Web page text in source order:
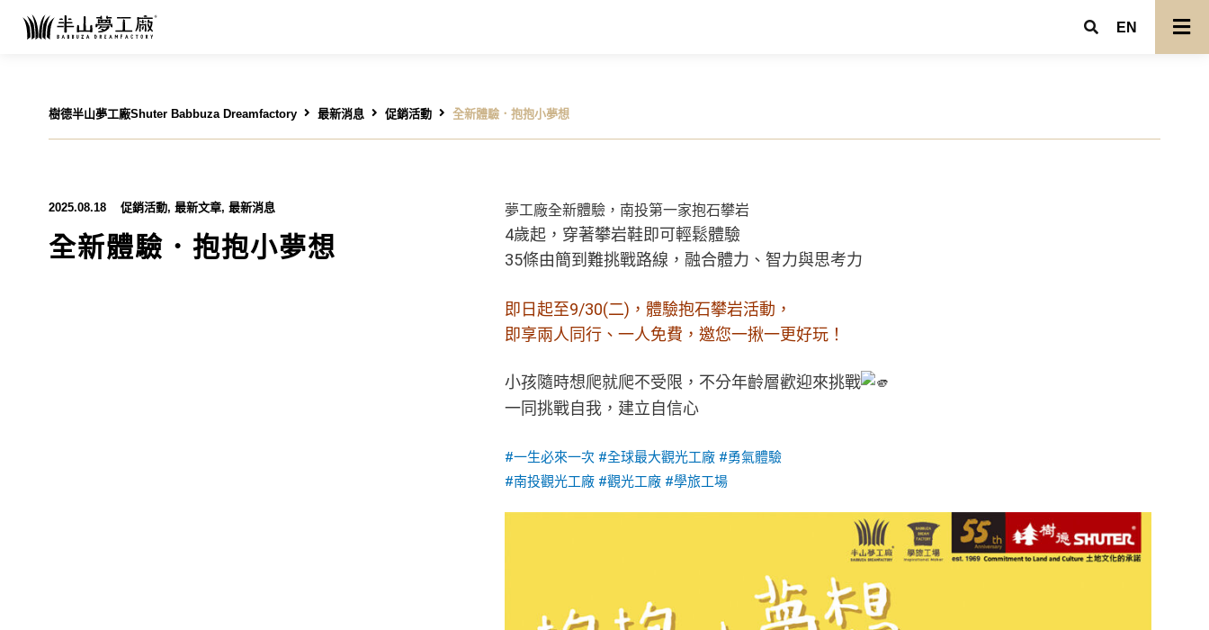
EN
樹德半山夢工廠Shuter Babbuza Dreamfactory 最新消息 促銷活動 全新體驗．抱抱小夢想
2025.08.18 促銷活動, 最新文章, 最新消息
全新體驗．抱抱小夢想
夢工廠全新體驗，南投第一家抱石攀岩
4歲起，穿著攀岩鞋即可輕鬆體驗
35條由簡到難挑戰路線，融合體力、智力與思考力
即日起至9/30(二)，體驗抱石攀岩活動，
即享兩人同行、一人免費，邀您一揪一更好玩！
小孩隨時想爬就爬不受限，不分年齡層歡迎來挑戰
一同挑戰自我，建立自信心
#一生必來一次 #全球最大觀光工廠 #勇氣體驗
#南投觀光工廠 #觀光工廠 #學旅工場